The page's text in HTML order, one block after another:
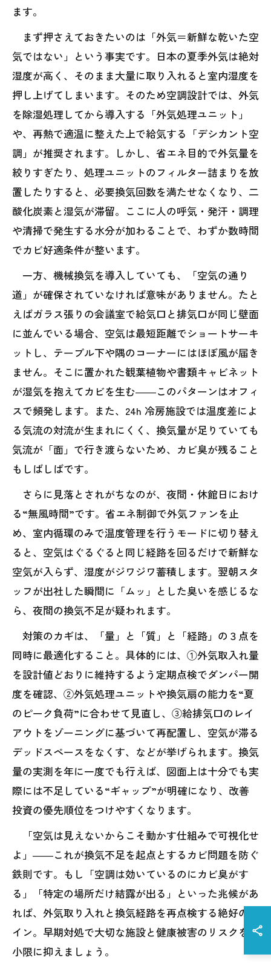
ます。
まず押さえておきたいのは「外気＝新鮮な乾いた空
気ではない」という事実です。日本の夏季外気は絶対
湿度が高く、そのまま大量に取り入れると室内湿度を
押し上げてしまいます。そのため空調設計では、外気
を除湿処理してから導入する「外気処理ユニット」
や、再熱で適温に整えた上で給気する「デシカント空
調」が推奨されます。しかし、省エネ目的で外気量を
絞りすぎたり、処理ユニットのフィルター詰まりを放
置したりすると、必要換気回数を満たせなくなり、二
酸化炭素と湿気が滞留。ここに人の呼気・発汗・調理
や清掃で発生する水分が加わることで、わずか数時間
でカビ好適条件が整います。
一方、機械換気を導入していても、「空気の通り
道」が確保されていなければ意味がありません。たと
えばガラス張りの会議室で給気口と排気口が同じ壁面
に並んでいる場合、空気は最短距離でショートサーキ
ットし、テーブル下や隅のコーナーにはほぼ風が届き
ません。そこに置かれた観葉植物や書類キャビネット
が湿気を抱えてカビを生む――このパターンはオフィ
スで頻発します。また、24h 冷房施設では温度差によ
る気流の対流が生まれにくく、換気量が足りていても
気流が「面」で行き渡らないため、カビ臭が残ること
もしばしばです。
さらに見落とされがちなのが、夜間・休館日におけ
る“無風時間”です。省エネ制御で外気ファンを止
め、室内循環のみで温度管理を行うモードに切り替え
ると、空気はぐるぐると同じ経路を回るだけで新鮮な
空気が入らず、湿度がジワジワ蓄積します。翌朝スタ
ッフが出社した瞬間に「ムッ」とした臭いを感じるな
ら、夜間の換気不足が疑われます。
対策のカギは、「量」と「質」と「経路」の３点を
同時に最適化すること。具体的には、①外気取入れ量
を設計値どおりに維持するよう定期点検でダンパー開
度を確認、②外気処理ユニットや換気扇の能力を“夏
のピーク負荷”に合わせて見直し、③給排気口のレイ
アウトをゾーニングに基づいて再配置し、空気が滞る
デッドスペースをなくす、などが挙げられます。換気
量の実測を年に一度でも行えば、図面上は十分でも実
際には不足している“ギャップ”が明確になり、改善
投資の優先順位をつけやすくなります。
「空気は見えないからこそ動かす仕組みで可視化せ
よ」――これが換気不足を起点とするカビ問題を防ぐ
鉄則です。もし「空調は効いているのにカビ臭がす
る」「特定の場所だけ結露が出る」といった兆候があ
れば、外気取り入れと換気経路を再点検する絶好のサ
イン。早期対処で大切な施設と健康被害のリスクを最
小限に抑えましょう。